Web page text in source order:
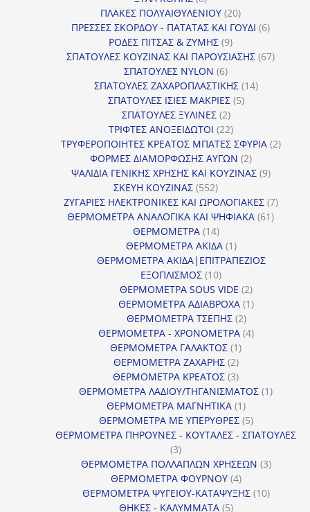
προϊόντα
ΠΛΑΚΕΣ ΠΟΛΥΑΙΘΥΛΕΝΙΟΥ 2020
προϊόντα
ΠΡΕΣΣΕΣ ΣΚΟΡΔΟΥ - ΠΑΤΑΤΑΣ ΚΑΙ ΓΟΥΔΙ 66
ΡΟΔΕΣ ΠΙΤΣΑΣ & ΖΥΜΗΣ 99
προϊόντα
ΣΠΑΤΟΥΛΕΣ ΚΟΥΖΙΝΑΣ ΚΑΙ ΠΑΡΟΥΣΙΑΣΗΣ 6767
ΣΠΑΤΟΥΛΕΣ NYLON 66
προϊόντα
ΣΠΑΤΟΥΛΕΣ ΖΑΧΑΡΟΠΛΑΣΤΙΚΗΣ 1414
ΣΠΑΤΟΥΛΕΣ ΙΣΙΕΣ ΜΑΚΡΙΕΣ 55
ΣΠΑΤΟΥΛΕΣ ΞΥΛΙΝΕΣ 22
προϊόντα
ΤΡΙΦΤΕΣ ΑΝΟΞΕΙΔΩΤΟΙ 2222
προϊόντα
ΤΡΥΦΕΡΟΠΟΙΗΤΕΣ ΚΡΕΑΤΟΣ ΜΠΑΤΕΣ ΣΦΥΡΙΑ 22
ΦΟΡΜΕΣ ΔΙΑΜΟΡΦΩΣΗΣ ΑΥΓΩΝ 22
προϊόντα
ΨΑΛΙΔΙΑ ΓΕΝΙΚΗΣ ΧΡΗΣΗΣ ΚΑΙ ΚΟΥΖΙΝΑΣ 99
ΣΚΕΥΗ ΚΟΥΖΙΝΑΣ 552552
προϊόντα
ΖΥΓΑΡΙΕΣ ΗΛΕΚΤΡΟΝΙΚΕΣ ΚΑΙ ΩΡΟΛΟΓΙΑΚΕΣ 77
ΘΕΡΜΟΜΕΤΡΑ ΑΝΑΛΟΓΙΚΑ ΚΑΙ ΨΗΦΙΑΚΑ 6161
ΘΕΡΜΟΜΕΤΡΑ 1414
προϊόντα
ΘΕΡΜΟΜΕΤΡΑ ΑΚΙΔΑ 11
προϊόν
ΘΕΡΜΟΜΕΤΡΑ ΑΚΙΔΑ|ΕΠΙΤΡΑΠΕΖΙΟΣ
ΕΞΟΠΛΙΣΜΟΣ 1010
προϊόντα
ΘΕΡΜΟΜΕΤΡΑ SOUS VIDE 22
προϊόντα
ΘΕΡΜΟΜΕΤΡΑ ΑΔΙΑΒΡΟΧΑ 11
ΘΕΡΜΟΜΕΤΡΑ ΤΣΕΠΗΣ 22
προϊόντα
ΘΕΡΜΟΜΕΤΡΑ - ΧΡΟΝΟΜΕΤΡΑ 44
ΘΕΡΜΟΜΕΤΡΑ ΓΑΛΑΚΤΟΣ 11
προϊόν
ΘΕΡΜΟΜΕΤΡΑ ΖΑΧΑΡΗΣ 22
προϊόντα
ΘΕΡΜΟΜΕΤΡΑ ΚΡΕΑΤΟΣ 33
προϊόντα
ΘΕΡΜΟΜΕΤΡΑ ΛΑΔΙΟΥ/ΤΗΓΑΝΙΣΜΑΤΟΣ 11
ΘΕΡΜΟΜΕΤΡΑ ΜΑΓΝΗΤΙΚΑ 11
προϊόν
ΘΕΡΜΟΜΕΤΡΑ ΜΕ ΥΠΕΡΥΘΡΕΣ 55
προϊόντα
ΘΕΡΜΟΜΕΤΡΑ ΠΗΡΟΥΝΕΣ - ΚΟΥΤΑΛΕΣ - ΣΠΑΤΟΥΛΕΣ
33
προϊόντα
ΘΕΡΜΟΜΕΤΡΑ ΠΟΛΛΑΠΛΩΝ ΧΡΗΣΕΩΝ 33
ΘΕΡΜΟΜΕΤΡΑ ΦΟΥΡΝΟΥ 44
προϊόντα
ΘΕΡΜΟΜΕΤΡΑ ΨΥΓΕΙΟΥ-ΚΑΤΑΨΥΞΗΣ 1010
ΘΗΚΕΣ - ΚΑΛΥΜΜΑΤΑ 55